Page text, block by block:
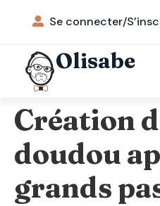
Se connecter/
Olisabe
Création
doudou
grands